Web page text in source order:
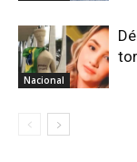
Nacional